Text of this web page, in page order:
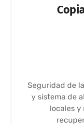
Seguridad de
y sistema de
locales y